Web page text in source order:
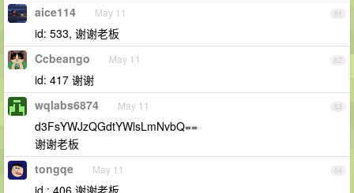
61
aice114 May 11
id: 533, 谢谢老板
62
Ccbeango May 11
id: 417 谢谢
63
wqlabs6874 May 11
d3FsYWJzQGdtYWlsLmNvbQ==
谢谢老板
64
tongqe May 11
id : 406 谢谢老板